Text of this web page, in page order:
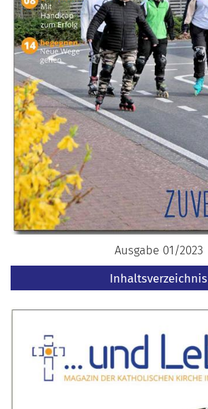
Ausgabe 01/2023
Inhaltsverzeichnis